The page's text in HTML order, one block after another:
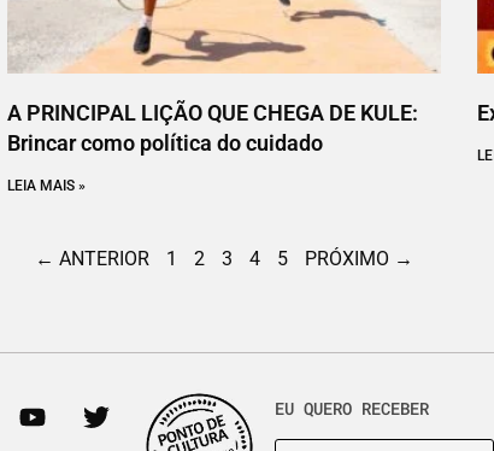
A PRINCIPAL LIÇÃO QUE CHEGA DE KULE:
Brincar como política do cuidado
LEIA MAIS »
← ANTERIOR 1 2 3 4 5 PRÓXIMO →
EU QUERO RECEBER